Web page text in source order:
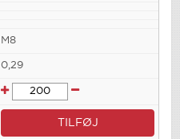
M8
0,29
TILFØJ